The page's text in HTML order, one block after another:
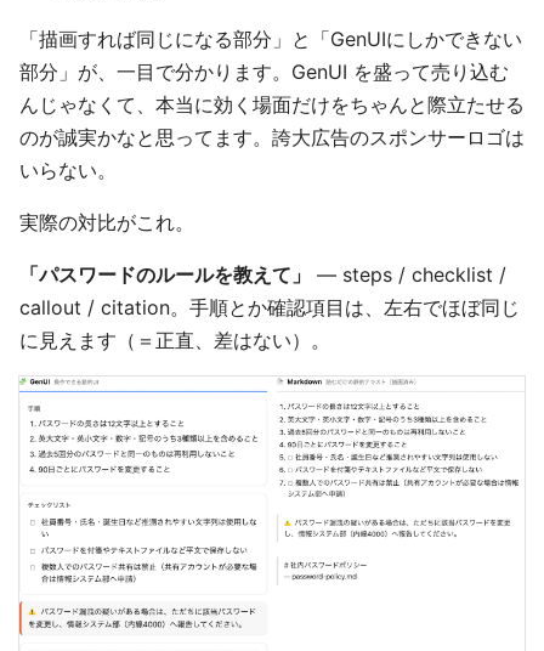
「描画すれば同じになる部分」と「GenUIにしかできない
部分」が、一目で分かります。GenUI を盛って売り込む
んじゃなくて、本当に効く場面だけをちゃんと際立たせる
のが誠実かなと思ってます。誇大広告のスポンサーロゴは
いらない。
実際の対比がこれ。
「パスワードのルールを教えて」
— steps / checklist /
callout / citation。手順とか確認項目は、左右でほぼ同じ
に見えます（＝正直、差はない）。